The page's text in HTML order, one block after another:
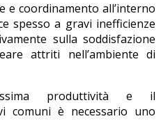
e coordinamento all’interno
spesso a gravi inefficienze
sulla soddisfazione
attriti nell’ambiente di
produttività e il
comuni è necessario uno